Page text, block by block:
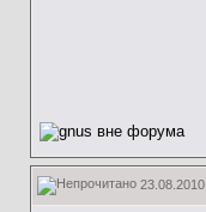
23.08.2010